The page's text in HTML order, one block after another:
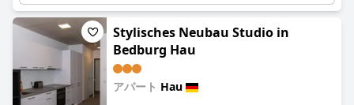
Stylisches Neubau Studio in
Bedburg Hau
アパート Hau